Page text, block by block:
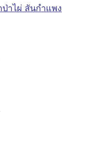
าไผ่ สันกำแพง